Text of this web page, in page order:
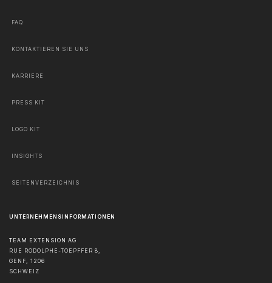
FAQ
KONTAKTIEREN SIE UNS
KARRIERE
PRESS KIT
LOGO KIT
INSIGHTS
SEITENVERZEICHNIS
UNTERNEHMENSINFORMATIONEN
TEAM EXTENSION AG
RUE RODOLPHE-TOEPFFER 8,
GENF, 1206
SCHWEIZ